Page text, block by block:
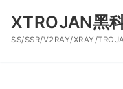
XTROJAN黑
SS/SSR/V2RAY/XRAY/